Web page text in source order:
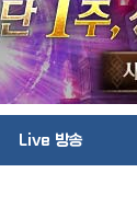
Live 방송